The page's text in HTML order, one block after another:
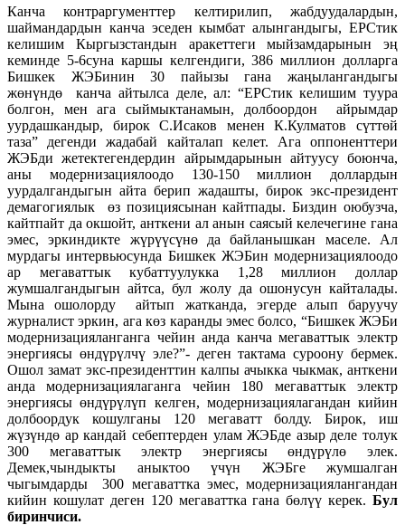
Канча контраргументтер келтирилип, жабдуудалардын,
шаймандардын канча эседен кымбат алынгандыгы, ЕРСтик
келишим Кыргызстандын аракеттеги мыйзамдарынын эң
кеминде 5-6суна каршы келгендиги, 386 миллион долларга
Бишкек ЖЭБинин 30 пайызы гана жаңылангандыгы
жөнүндө канча айтылса деле, ал: “ЕРСтик келишим туура
болгон, мен ага сыймыктанамын, долбоордон айрымдар
уурдашкандыр, бирок С.Исаков менен К.Кулматов сүттөй
таза” дегенди жадабай кайталап келет. Ага оппоненттери
ЖЭБди жетектегендердин айрымдарынын айтуусу боюнча,
аны модернизациялоодо 130-150 миллион доллардын
уурдалгандыгын айта берип жадашты, бирок экс-президент
демагогиялык өз позициясынан кайтпады. Биздин оюбузча,
кайтпайт да окшойт, анткени ал анын саясый келечегине гана
эмес, эркиндикте жүрүүсүнө да байланышкан маселе. Ал
мурдагы интервьюсунда Бишкек ЖЭБин модернизациялоодо
ар мегаваттык кубаттуулукка 1,28 миллион доллар
жумшалгандыгын айтса, бул жолу да ошонусун кайталады.
Мына ошолорду айтып жатканда, эгерде алып баруучу
журналист эркин, ага көз каранды эмес болсо, “Бишкек ЖЭБи
модернизацияланганга чейин анда канча мегаваттык электр
энергиясы өндүрүлчү эле?”- деген тактама суроону бермек.
Ошол замат экс-президенттин калпы ачыкка чыкмак, анткени
анда модернизациялаганга чейин 180 мегаваттык электр
энергиясы өндүрүлүп келген, модернизациялагандан кийин
долбоордук кошулганы 120 мегаватт болду. Бирок, иш
жүзүндө ар кандай себептерден улам ЖЭБде азыр деле толук
300 мегаваттык электр энергиясы өндүрүлө элек.
Демек,чындыкты аныктоо үчүн ЖЭБге жумшалган
чыгымдарды 300 мегаваттка эмес, модернизациялангандан
кийин кошулат деген 120 мегаваттка гана бөлүү керек. Бул
биринчиси.